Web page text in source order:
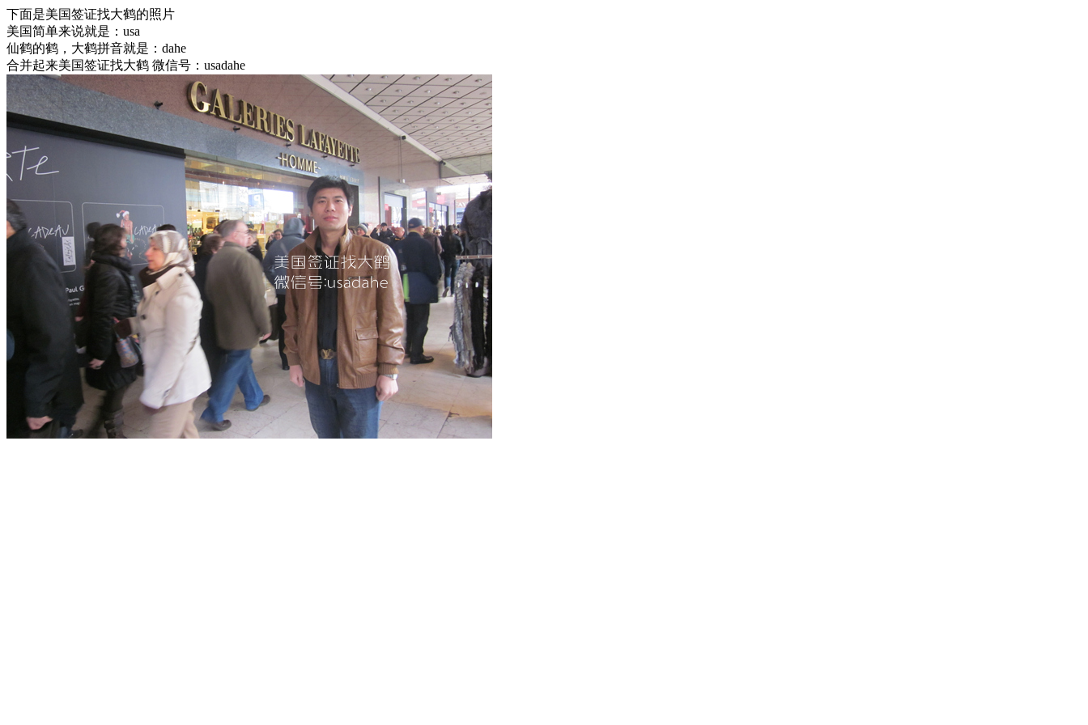
下面是美国签证找大鹤的照片
美国简单来说就是：usa
仙鹤的鹤，大鹤拼音就是：dahe
合并起来美国签证找大鹤 微信号：usadahe